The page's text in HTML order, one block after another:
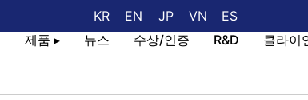
KR EN JP VN
ES
제품 ▸ 뉴스 수상/인증 R&D
클라이